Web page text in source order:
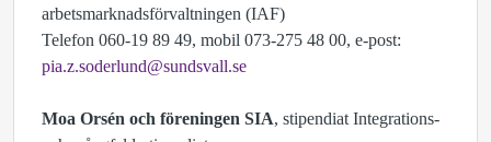
arbetsmarknadsförvaltningen (IAF)
Telefon 060-19 89 49, mobil 073-275 48 00, e-post:
pia.z.soderlund@sundsvall.se
Moa Orsén och föreningen SIA, stipendiat Integrations-